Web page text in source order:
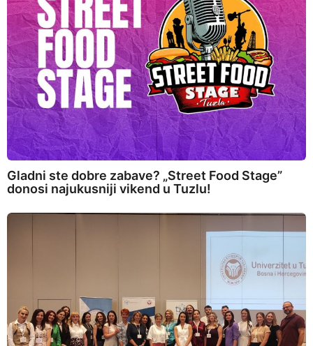
Gladni ste dobre zabave? „Street Food Stage”
donosi najukusniji vikend u Tuzlu!